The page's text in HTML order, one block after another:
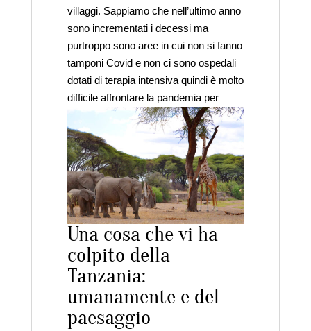
villaggi. Sappiamo che nell’ultimo anno
sono incrementati i decessi ma
purtroppo sono aree in cui non si fanno
tamponi Covid e non ci sono ospedali
dotati di terapia intensiva quindi è molto
difficile affrontare la pandemia per
queste persone.
Una cosa che vi ha
colpito della
Tanzania:
umanamente e del
paesaggio